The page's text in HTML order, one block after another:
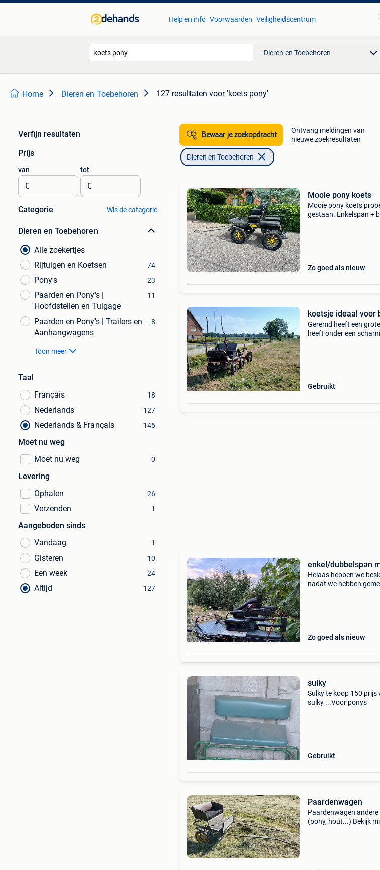
Help en info Voorwaarden Veiligheidscentrum
Dieren en Toebehoren
Home Dieren en Toebehoren 127 resultaten voor 'koets pony'
Verfijn resultaten
Prijs
van
€
tot
€
Categorie Wis de categorie
Dieren en Toebehoren
Alle zoekertjes
Rijtuigen en Koetsen
74
Pony's 23
Paarden en Pony's |
Hoofdstellen en Tuigage
11
Paarden en Pony's | Trailers en
Aanhangwagens
8
Toon meer
Taal
Français
18
Nederlands 127
Nederlands & Français 145
Moet nu weg
Moet nu weg
0
Levering
Ophalen
26
Verzenden 1
Aangeboden sinds
Vandaag
1
Gisteren 10
Een week 24
Altijd 127
Bewaar je zoekopdracht
Ontvang meldingen van
nieuwe zoekresultaten
Dieren en Toebehoren
Mooie pony koets
Mooie pony koets
gestaan. Enkelspan +
Zo goed als nieuw
koetsje ideaal voor
Geremd heeft een
heeft onder een
Gebruikt
enkel/dubbelspan
Helaas hebben we
nadat we hebben
Zo goed als nieuw
sulky
Sulky te koop 150 prijs
sulky ...Voor ponys
Gebruikt
Paardenwagen
Paardenwagen
(pony, hout...) Bekijk